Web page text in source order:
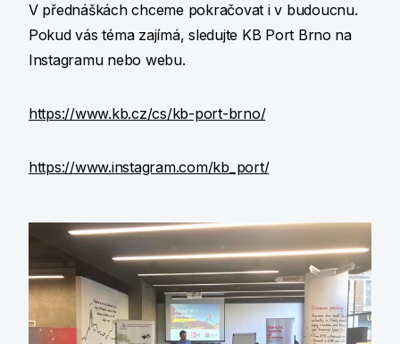
V přednáškách chceme pokračovat i v budoucnu.
Pokud vás téma zajímá, sledujte KB Port Brno na
Instagramu nebo webu.
https://www.kb.cz/cs/kb-port-brno/
https://www.instagram.com/kb_port/